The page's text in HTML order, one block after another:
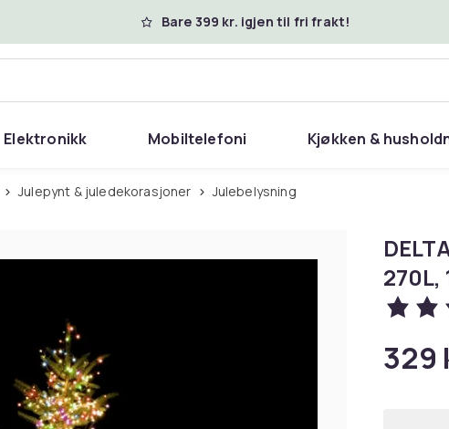
Bare 399 kr. igjen til fri frakt!
Elektronikk Mobiltelefoni Kjøkken &
Julepynt & juledekorasjoner Julebelysning
270L,
329